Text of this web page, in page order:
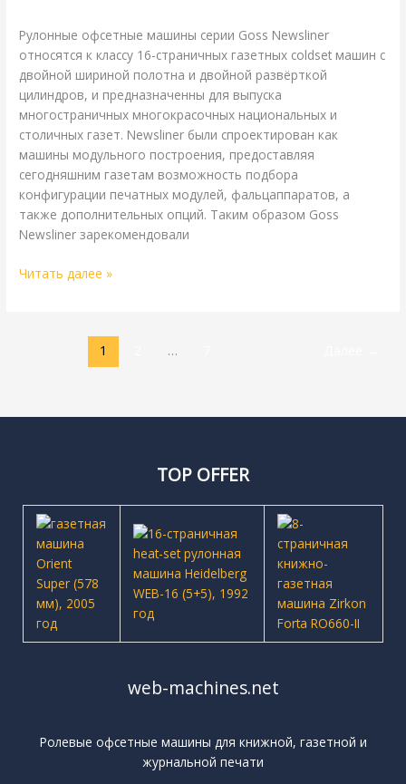
Рулонные офсетные машины серии Goss Newsliner
относятся к классу 16-страничных газетных coldset машин с
двойной шириной полотна и двойной развёрткой
цилиндров, и предназначенны для выпуска
многостраничных многокрасочных национальных и
столичных газет. Newsliner были спроектирован как
машины модульного построения, предоставляя
сегодняшним газетам возможность подбора
конфигурации печатных модулей, фальцаппаратов, а
также дополнительных опций. Таким образом Goss
Newsliner зарекомендовали
Читать далее »
1 …
TOP OFFER
web-machines.net
Ролевые офсетные машины для книжной, газетной и
журнальной печати